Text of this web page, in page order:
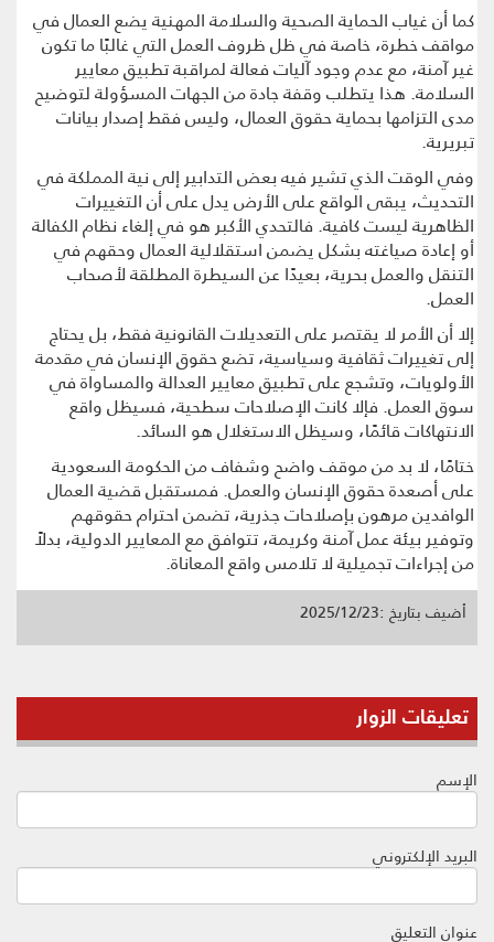
كما أن غياب الحماية الصحية والسلامة المهنية يضع العمال في
مواقف خطرة، خاصة في ظل ظروف العمل التي غالبًا ما تكون
غير آمنة، مع عدم وجود آليات فعالة لمراقبة تطبيق معايير
السلامة. هذا يتطلب وقفة جادة من الجهات المسؤولة لتوضيح
مدى التزامها بحماية حقوق العمال، وليس فقط إصدار بيانات
تبريرية.
وفي الوقت الذي تشير فيه بعض التدابير إلى نية المملكة في
التحديث، يبقى الواقع على الأرض يدل على أن التغييرات
الظاهرية ليست كافية. فالتحدي الأكبر هو في إلغاء نظام الكفالة
أو إعادة صياغته بشكل يضمن استقلالية العمال وحقهم في
التنقل والعمل بحرية، بعيدًا عن السيطرة المطلقة لأصحاب
العمل.
إلا أن الأمر لا يقتصر على التعديلات القانونية فقط، بل يحتاج
إلى تغييرات ثقافية وسياسية، تضع حقوق الإنسان في مقدمة
الأولويات، وتشجع على تطبيق معايير العدالة والمساواة في
سوق العمل. فإلا كانت الإصلاحات سطحية، فسيظل واقع
الانتهاكات قائمًا، وسيظل الاستغلال هو السائد.
ختامًا، لا بد من موقف واضح وشفاف من الحكومة السعودية
على أصعدة حقوق الإنسان والعمل. فمستقبل قضية العمال
الوافدين مرهون بإصلاحات جذرية، تضمن احترام حقوقهم
وتوفير بيئة عمل آمنة وكريمة، تتوافق مع المعايير الدولية، بدلاً
من إجراءات تجميلية لا تلامس واقع المعاناة.
أضيف بتاريخ :2025/12/23
تعليقات الزوار
الإسم
البريد الإلكتروني
عنوان التعليق